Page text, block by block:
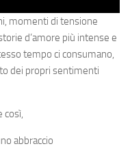
momenti di tensione
d’amore più intense e
tempo ci consumano,
dei propri sentimenti
così,
abbraccio